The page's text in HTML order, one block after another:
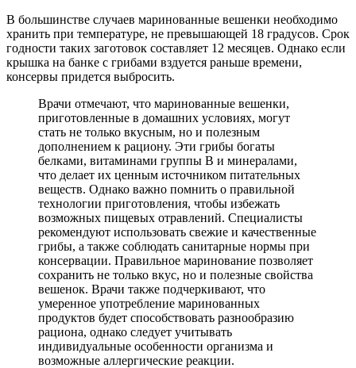
В большинстве случаев маринованные вешенки необходимо
хранить при температуре, не превышающей 18 градусов. Срок
годности таких заготовок составляет 12 месяцев. Однако если
крышка на банке с грибами вздуется раньше времени,
консервы придется выбросить.
Врачи отмечают, что маринованные вешенки,
приготовленные в домашних условиях, могут
стать не только вкусным, но и полезным
дополнением к рациону. Эти грибы богаты
белками, витаминами группы B и минералами,
что делает их ценным источником питательных
веществ. Однако важно помнить о правильной
технологии приготовления, чтобы избежать
возможных пищевых отравлений. Специалисты
рекомендуют использовать свежие и качественные
грибы, а также соблюдать санитарные нормы при
консервации. Правильное маринование позволяет
сохранить не только вкус, но и полезные свойства
вешенок. Врачи также подчеркивают, что
умеренное употребление маринованных
продуктов будет способствовать разнообразию
рациона, однако следует учитывать
индивидуальные особенности организма и
возможные аллергические реакции.